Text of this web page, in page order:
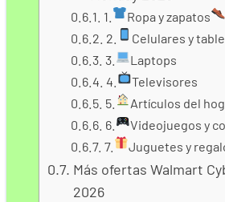
1.
Ropa y zapatos
2.
Celulares y
3.
Laptops
4.
Televisores
5.
Artículos del
6.
Videojuegos y
7.
Juguetes y
Más ofertas Walmart
2026